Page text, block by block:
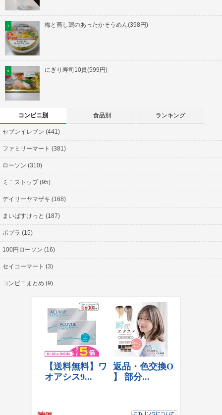
梅と蒸し鶏のあったかそうめん(398円)
にぎり寿司10貫(599円)
コンビニ別 食品別 ランキング
セブンイレブン (441)
ファミリーマート (381)
ローソン (310)
ミニストップ (95)
デイリーヤマザキ (168)
まいばすけっと (187)
ポプラ (15)
100円ローソン (16)
セイコーマート (3)
コンビニまとめ (9)